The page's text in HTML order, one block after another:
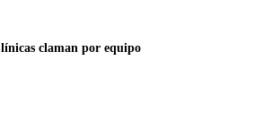
claman por equipo